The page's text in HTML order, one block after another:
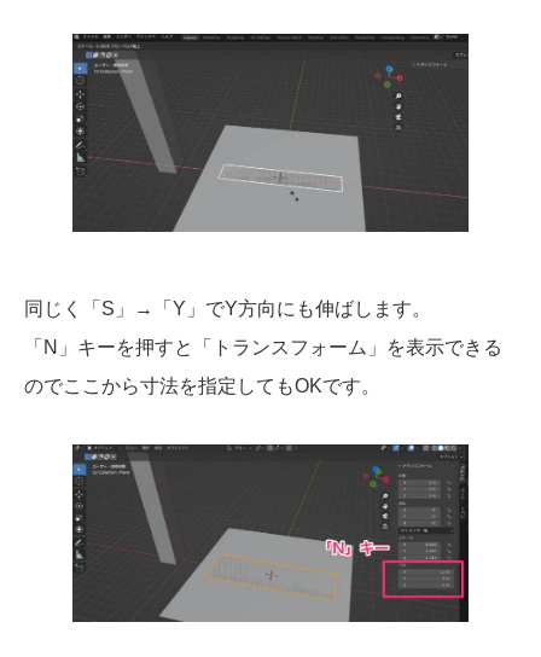
同じく「S」→「Y」でY方向にも伸ばします。
「N」キーを押すと「トランスフォーム」を表示できる
のでここから寸法を指定してもOKです。